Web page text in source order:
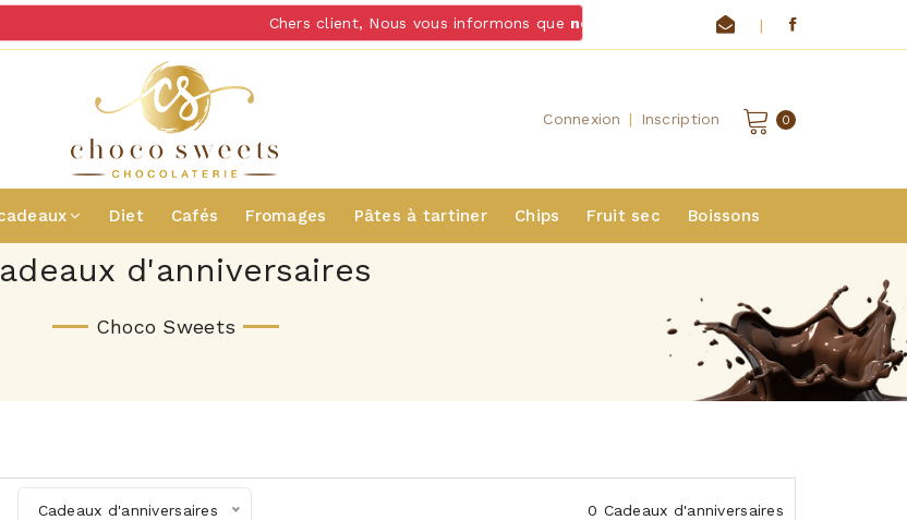
Chers client, Nous vous informons quenous ne livrons pas de chocolats et
|
Connexion | Inscription 0
Diet Cafés Fromages Pâtes à tartiner Chips Fruit sec Boissons
d'anniversaires
Choco Sweets
Cadeaux d'anniversaires 0 Cadeaux d'anniversaires